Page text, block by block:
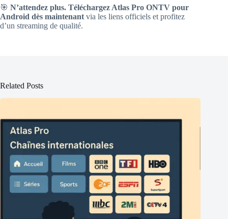
🎯 N’attendez plus. Téléchargez Atlas Pro ONTV pour
Android dès maintenant via les liens officiels et profitez
d’un streaming de qualité.
Related Posts